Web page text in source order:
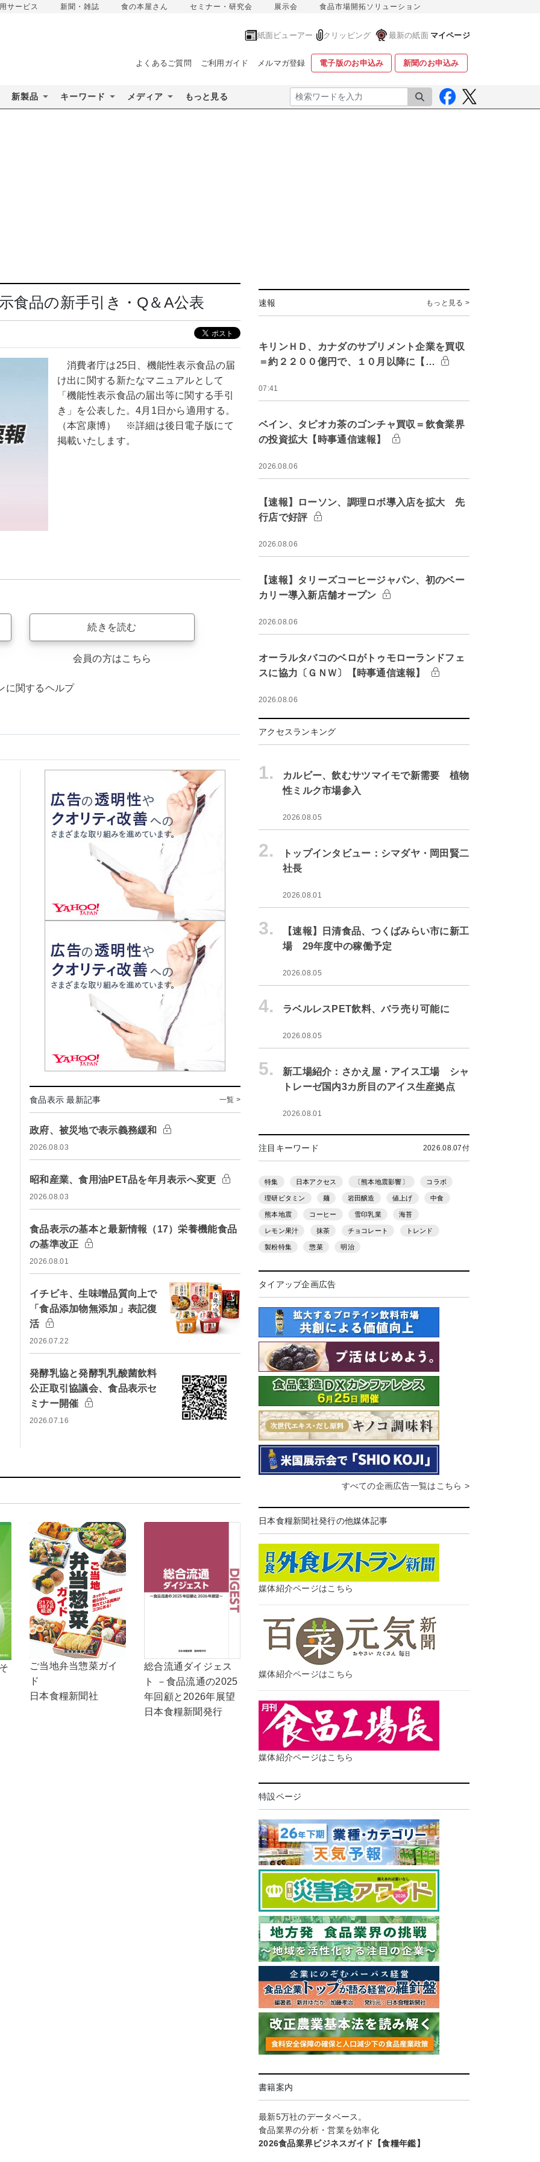
サービス 新聞・雑誌 食の本屋さん セミナー・研究会 展示会 食品市場開拓ソリューション
紙面ビューアー クリッピング 最新の紙面 マイページ
よくあるご質問 ご利用ガイド メルマガ登録 電子版のお申込み 新聞のお申込み
新製品 キーワード メディア もっと見る 検索
食品の新手引き・Q＆A公表
消費者庁は25日、機能性表示食品の届
け出に関する新たなマニュアルとして
「機能性表示食品の届出等に関する手引
き」を公表した。4月1日から適用する。
（本宮康博） ※詳細は後日電子版にて
掲載いたします。
続きを読む
会員の方はこちら
に関するヘルプ
食品表示 最新記事 一覧 >
政府、被災地で表示義務緩和
2026.08.03
昭和産業、食用油PET品を年月表示へ変更
2026.08.03
食品表示の基本と最新情報（17）栄養機能食品
の基準改正
2026.08.01
イチビキ、生味噌品質向上で
「食品添加物無添加」表記復
活
2026.07.22
発酵乳協と発酵乳乳酸菌飲料
公正取引協議会、食品表示セ
ミナー開催
2026.07.16
ご当地弁当惣菜ガイ
ド
日本食糧新聞社
総合流通ダイジェス
ト －食品流通の2025
年回顧と2026年展望
日本食糧新聞発行
速報 もっと見る >
キリンＨＤ、カナダのサプリメント企業を買収
＝約２２００億円で、１０月以降に【…
07:41
ベイン、タピオカ茶のゴンチャ買収＝飲食業界
の投資拡大【時事通信速報】
2026.08.06
【速報】ローソン、調理ロボ導入店を拡大 先
行店で好評
2026.08.06
【速報】タリーズコーヒージャパン、初のベー
カリー導入新店舗オープン
2026.08.06
オーラルタバコのベロがトゥモローランドフェ
スに協力〔ＧＮＷ〕【時事通信速報】
2026.08.06
アクセスランキング
1.
カルビー、飲むサツマイモで新需要 植物
性ミルク市場参入
2026.08.05
2.
トップインタビュー：シマダヤ・岡田賢二
社長
2026.08.01
3.
【速報】日清食品、つくばみらい市に新工
場 29年度中の稼働予定
2026.08.05
4. ラベルレスPET飲料、バラ売り可能に
2026.08.05
5.
新工場紹介：さかえ屋・アイス工場 シャ
トレーゼ国内3カ所目のアイス生産拠点
2026.08.01
注目キーワード 2026.08.07付
特集 日本アクセス 〔熊本地震影響〕 コラボ
理研ビタミン 麺 岩田醸造 値上げ 中食
熊本地震 コーヒー 雪印乳業 海苔
レモン果汁 抹茶 チョコレート トレンド
製粉特集 惣菜 明治
タイアップ企画広告
すべての企画広告一覧はこちら >
日本食糧新聞社発行の他媒体記事
媒体紹介ページはこちら
媒体紹介ページはこちら
媒体紹介ページはこちら
特設ページ
書籍案内
最新5万社のデータベース。
食品業界の分析・営業を効率化
2026食品業界ビジネスガイド【食糧年鑑】